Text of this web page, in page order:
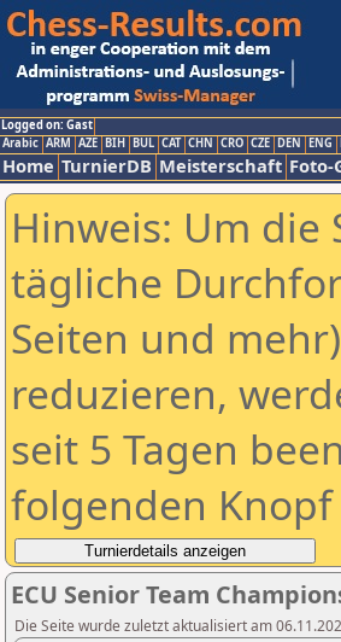
Logged on: Gast
Arabic ARM AZE BIH BUL CAT CHN CRO CZE DEN ENG
Home TurnierDB Meisterschaft Foto-
Hinweis: Um die
tägliche
Seiten und
reduzieren,
seit 5 Tagen
folgenden
ECU Senior Team
Die Seite wurde zuletzt aktualisiert am